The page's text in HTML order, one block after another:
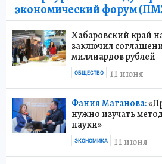
экономический форум
Хабаровский край
заключил
миллиардов рублей
11 июня
ОБЩЕСТВО
Фания Маганова:
нужно изучать
науки»
11 июня
ЭКОНОМИКА